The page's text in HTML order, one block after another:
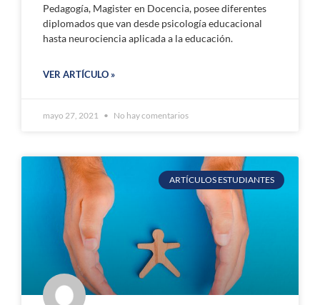
Pedagogía, Magister en Docencia, posee diferentes
diplomados que van desde psicología educacional
hasta neurociencia aplicada a la educación.
VER ARTÍCULO »
mayo 27, 2021 No hay comentarios
ARTÍCULOS ESTUDIANTES